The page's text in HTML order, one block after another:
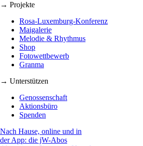
→ Projekte
Rosa-Luxemburg-Konferenz
Maigalerie
Melodie & Rhythmus
Shop
Fotowettbewerb
Granma
→ Unterstützen
Genossenschaft
Aktionsbüro
Spenden
Nach Hause, online und in
der App: die jW-Abos